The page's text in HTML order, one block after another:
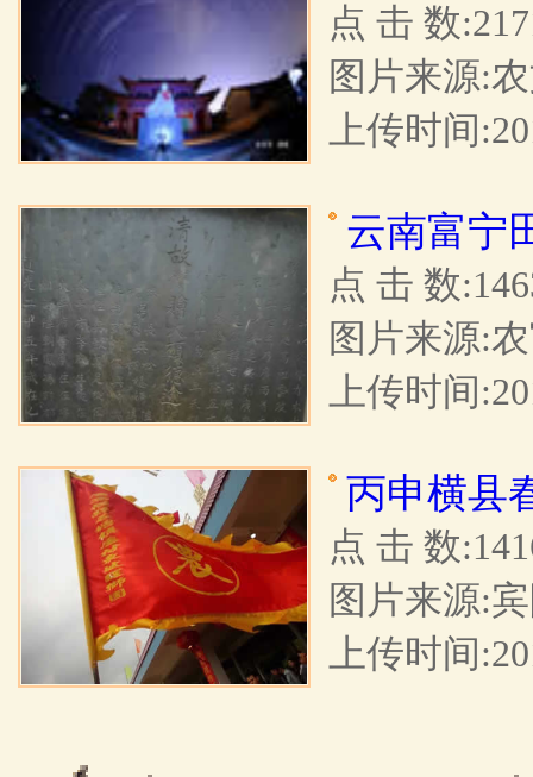
点 击 数
图片来源:
上传时间
云南富宁
点 击 数
图片来源:
上传时间
丙申横县
点 击 数
图片来源:
上传时间